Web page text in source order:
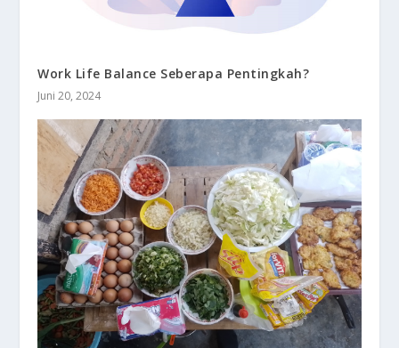
Work Life Balance Seberapa Pentingkah?
Juni 20, 2024